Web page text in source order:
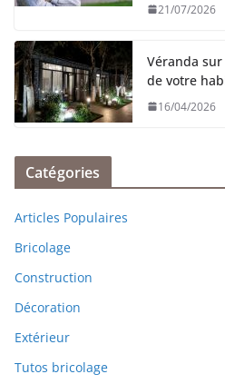
21/07/2026
Véranda
de votre
16/04/2026
Catégories
Articles Populaires
Bricolage
Construction
Décoration
Extérieur
Tutos bricolage